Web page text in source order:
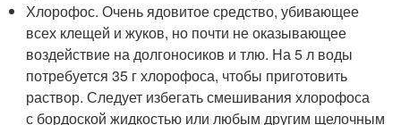
Хлорофос. Очень ядовитое средство, убивающее
всех клещей и жуков, но почти не оказывающее
воздействие на долгоносиков и тлю. На 5 л воды
потребуется 35 г хлорофоса, чтобы приготовить
раствор. Следует избегать смешивания хлорофоса
с бордоской жидкостью или любым другим щелочным